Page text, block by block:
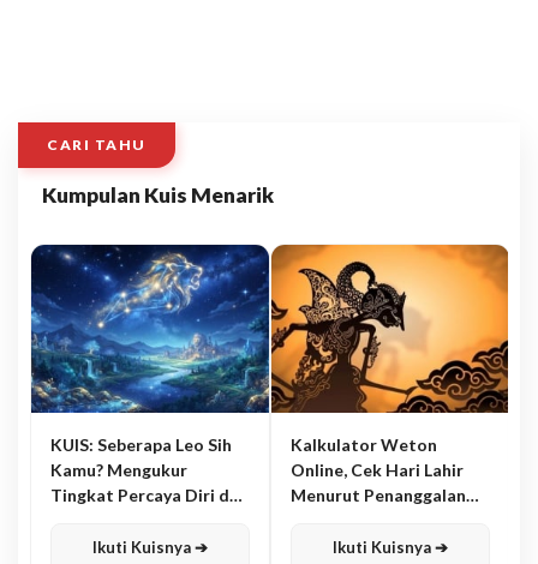
CARI TAHU
Kumpulan Kuis Menarik
KUIS: Seberapa Leo Sih
Kamu? Mengukur
Tingkat Percaya Diri dan
Ikuti Kuisnya ➔
Kalkulator Weton
Online, Cek Hari Lahir
Menurut Penanggalan
Ikuti Kuisnya ➔